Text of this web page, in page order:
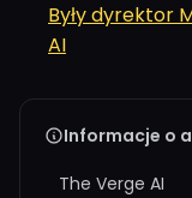
Były dyrektor
AI
Informacje o
The Verge AI